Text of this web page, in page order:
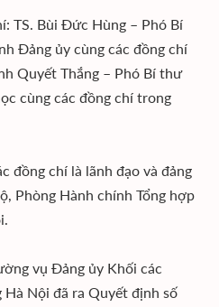
TS. Bùi Đức Hùng – Phó Bí
Đảng ủy cùng các đồng chí
Quyết Thắng – Phó Bí thư
cùng các đồng chí trong
đồng chí là lãnh đạo và đảng
Phòng Hành chính Tổng hợp
vụ Đảng ủy Khối các
Nội đã ra Quyết định số